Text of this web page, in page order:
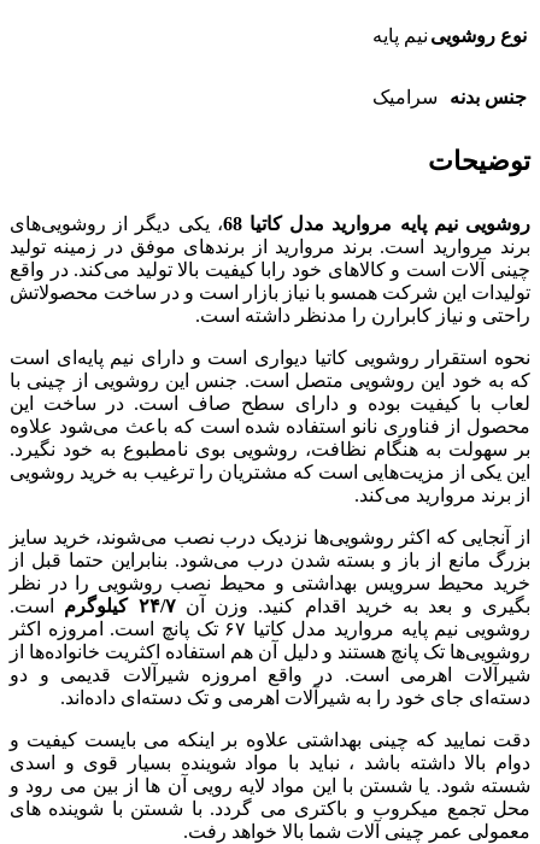
نوع روشویی نیم پایه
جنس بدنه سرامیک
توضیحات
روشویی نیم پایه مروارید مدل کاتیا 68
، یکی دیگر از روشویی‌‌های
برند مروارید است. برند مروارید از برندهای موفق در زمینه تولید
چینی آلات است و کالاهای خود رابا کیفیت بالا تولید می‌کند. در واقع
تولیدات این شرکت همسو با نیاز بازار است و در ساخت محصولاتش
راحتی و نیاز کابرارن را مدنظر داشته است.
نحوه استقرار روشویی کاتیا دیواری است و دارای نیم پایه‌ای است
که به خود این روشویی متصل است. جنس این روشویی از چینی با
لعاب با کیفیت بوده و دارای سطح صاف است. در ساخت این
محصول از فناوری نانو استفاده شده است که باعث می‌شود علاوه
بر سهولت به هنگام نظافت، روشویی بوی نامطبوع به خود نگیرد.
این یکی از مزیت‌هایی است که مشتریان را ترغیب به خرید روشویی
از برند مروارید می‌کند.
از آنجایی که اکثر روشویی‌ها نزدیک درب نصب می‌شوند، خرید سایز
بزرگ مانع از باز و بسته شدن درب می‌شود. بنابراین حتما قبل از
خرید محیط سرویس بهداشتی و محیط نصب روشویی را در نظر
بگیری و بعد به خرید اقدام کنید. وزن آن۲۴/۷ کیلوگرم
است.
روشویی نیم پایه مروارید مدل کاتیا ۶۷ تک پانچ است. امروزه اکثر
روشویی‌ها تک پانچ هستند و دلیل آن هم استفاده اکثریت خانواده‌ها از
شیرآلات اهرمی است. در واقع امروزه شیرآلات قدیمی و دو
دسته‌ای جای خود را به شیرآلات اهرمی و تک دسته‌ای داده‌اند.
دقت نمایید که چینی بهداشتی علاوه بر اینکه می بایست کیفیت و
دوام بالا داشته باشد ، نباید با مواد شوینده بسیار قوی و اسدی
شسته شود. یا شستن با این مواد لایه رویی آن ها از بین می رود و
محل تجمع میکروب و باکتری می گردد. با شستن با شوینده های
معمولی عمر چینی آلات شما بالا خواهد رفت.